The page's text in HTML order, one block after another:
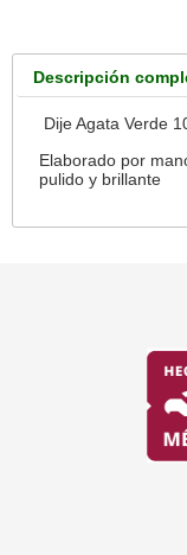
Descripción
Dije Agata Verde
Elaborado por
pulido y brillante